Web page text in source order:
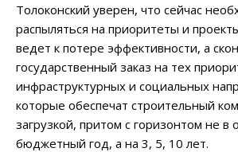
Толоконский уверен, что сейчас
распыляться на приоритеты и
ведет к потере эффективности, а
государственный заказ на тех
инфраструктурных и социальных
которые обеспечат строительный
загрузкой, притом с горизонтом не
бюджетный год, а на 3, 5, 10 лет.